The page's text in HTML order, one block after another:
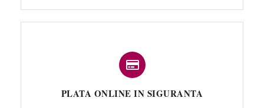
PLATA ONLINE IN SIGURANTA